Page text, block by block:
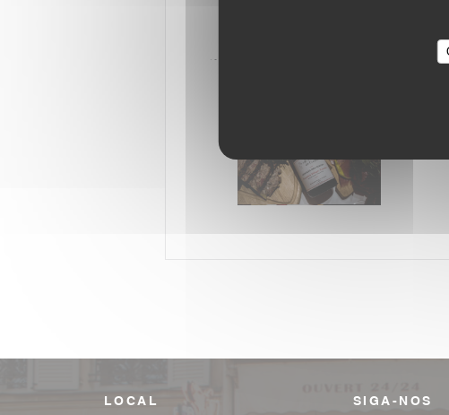
DE
LOCAL SIGA-NOS